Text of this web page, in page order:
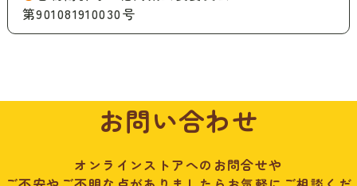
お問い合わせ
オンラインストアへのお問合せや
ご不安やご不明な点がありましたらお気軽にご相談くだ
さい。